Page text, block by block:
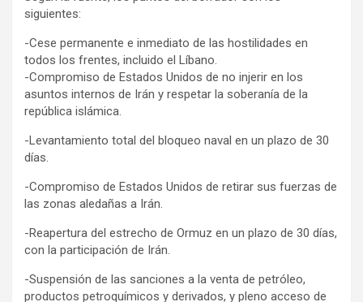
siguientes:
-Cese permanente e inmediato de las hostilidades en
todos los frentes, incluido el Líbano.
-Compromiso de Estados Unidos de no injerir en los
asuntos internos de Irán y respetar la soberanía de la
república islámica.
-Levantamiento total del bloqueo naval en un plazo de 30
días.
-Compromiso de Estados Unidos de retirar sus fuerzas de
las zonas aledañas a Irán.
-Reapertura del estrecho de Ormuz en un plazo de 30 días,
con la participación de Irán.
-Suspensión de las sanciones a la venta de petróleo,
productos petroquímicos y derivados, y pleno acceso de